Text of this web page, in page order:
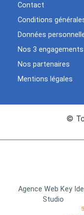
Contact
Conditions
Données
Nos 3 engagements
Nos partenaires
Mentions légales
©
Agence Web Key
Studio